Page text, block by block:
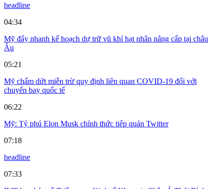
headline
04:34
Mỹ đẩy nhanh kế hoạch dự trữ vũ khí hạt nhân nâng cấp tại châu
Âu
05:21
Mỹ chấm dứt miễn trừ quy định liên quan COVID-19 đối với
chuyến bay quốc tế
06:22
Mỹ: Tỷ phú Elon Musk chính thức tiếp quản Twitter
07:18
headline
07:33